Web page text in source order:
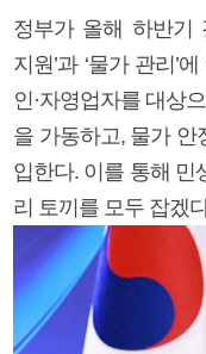
정부가 올해 하반기
지원’과 ‘물가 관리’
인·자영업자를 대상
을 가동하고, 물가 안
입한다. 이를 통해 민
리 토끼를 모두 잡겠